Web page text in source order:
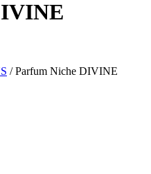
/Parfum Niche DIVINE